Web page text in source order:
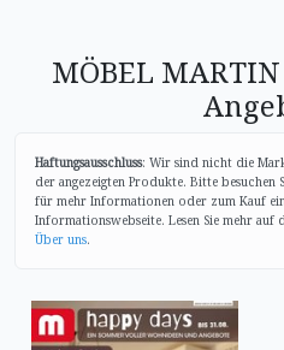
MÖBEL
Haftungsausschluss: Wir sind nicht die
der angezeigten Produkte. Bitte besuchen
für mehr Informationen oder zum Kauf
Informationswebseite. Lesen Sie mehr auf
Über uns.